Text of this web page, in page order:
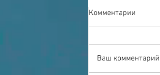
Комментарии
Ваш